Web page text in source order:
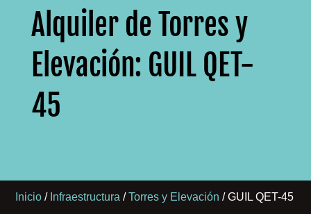
Alquiler de Torres y
Elevación: GUIL QET-
45
Inicio / Infraestructura /Torres y Elevación / GUIL QET-45